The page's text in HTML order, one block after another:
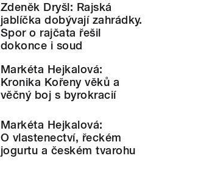
Zdeněk Dryšl: Rajská
jablíčka dobývají zahrádky.
Spor o rajčata řešil
dokonce i soud
Markéta Hejkalová:
Kronika Kořeny věků a
věčný boj s byrokracií
Markéta Hejkalová:
O vlastenectví, řeckém
jogurtu a českém tvarohu